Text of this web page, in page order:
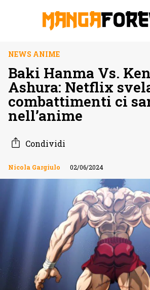
NEWS ANIME
Baki Hanma Vs.
Ashura: Netflix
combattimenti ci
nell’anime
Condividi
Nicola Gargiulo 02/06/2024